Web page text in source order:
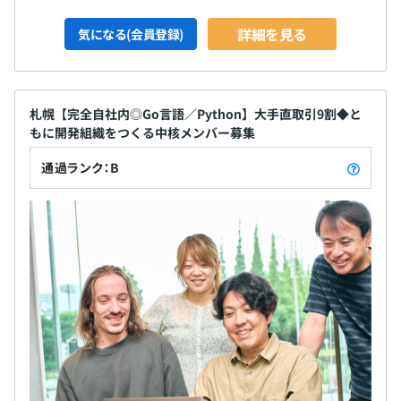
気になる(会員登録) 詳細を見る
札幌【完全自社内◎Go言語／Python】大手直取引9割◆と
もに開発組織をつくる中核メンバー募集
通過ランク：B